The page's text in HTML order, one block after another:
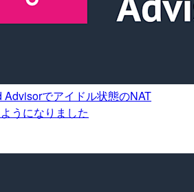
Advisorでアイドル状態のNAT
うになりました